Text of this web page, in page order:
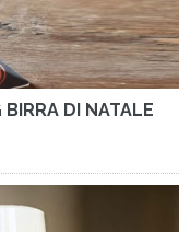
BIRRA DI NATALE